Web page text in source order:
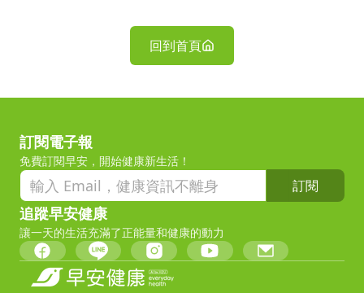
回到首頁
訂閱電子報
免費訂閱早安，開始健康新生活！
訂閱
追蹤早安健康
讓一天的生活充滿了正能量和健康的動力